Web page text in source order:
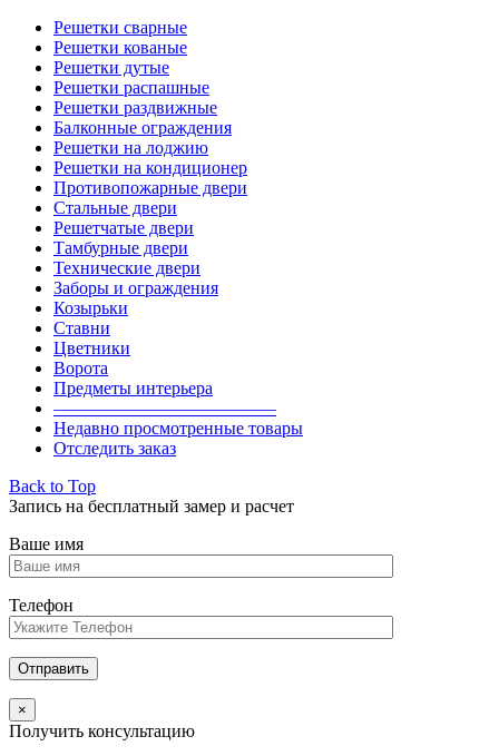
Решетки сварные
Решетки кованые
Решетки дутые
Решетки распашные
Решетки раздвижные
Балконные ограждения
Решетки на лоджию
Решетки на кондиционер
Противопожарные двери
Стальные двери
Решетчатые двери
Тамбурные двери
Технические двери
Заборы и ограждения
Козырьки
Ставни
Цветники
Ворота
Предметы интерьера
————————————–
Недавно просмотренные товары
Отследить заказ
Back to Top
Запись на бесплатный замер и расчет
Ваше имя
Телефон
×
Получить консультацию